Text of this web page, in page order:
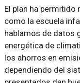
El plan ha
como la escuela
hablamos de datos
energética de
los ahorros en
dependiendo del